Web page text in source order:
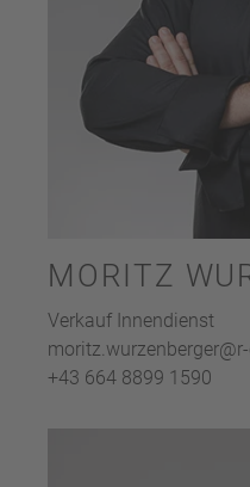
MORITZ
Verkauf Innendienst
+43 664 8899 1590